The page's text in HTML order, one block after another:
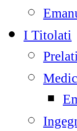
I Titolati